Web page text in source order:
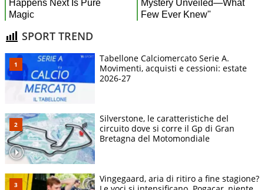
SPORT TREND
Tabellone Calciomercato Serie A.
Movimenti, acquisti e cessioni: estate
2026-27
Silverstone, le caratteristiche del
circuito dove si corre il Gp di Gran
Bretagna del Motomondiale
Vingegaard, aria di ritiro a fine stagione?